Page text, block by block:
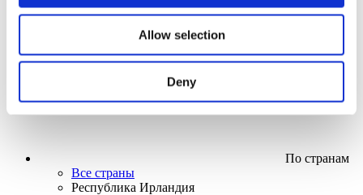
Allow selection
Deny
Применить
По странам
Все страны
Республика Ирландия